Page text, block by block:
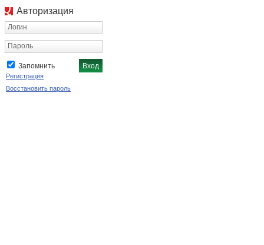
Авторизация
Логин
Пароль
Запомнить
Регистрация
Восстановить пароль